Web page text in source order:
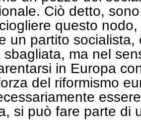
Ciò detto,
questo
un partito socialista,
sbagliata, ma nel
in Europa
del riformismo
si può fare parte di